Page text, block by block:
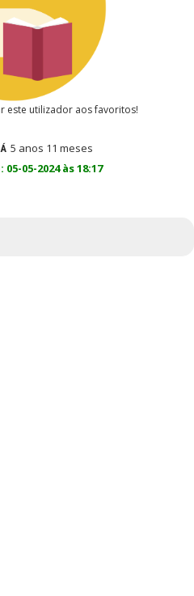
este utilizador aos favoritos!
5 anos 11 meses
05-2024 às 18:17